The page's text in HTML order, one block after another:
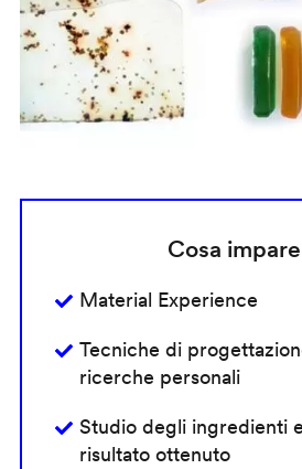
Cosa
Material Experience
Tecniche di
ricerche personali
Studio degli ingredienti
risultato ottenuto